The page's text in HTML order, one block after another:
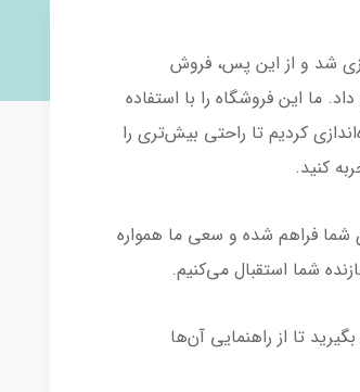
شد و از این پس، فروش
ما این فروشگاه را با استفاده
کردیم تا راحتی بیش‌تری را
کنید.
شما فراهم شده و سعی ما همواره
شما استقبال می‌کنیم.
بگیرید تا از راهنمایی آن‌ها